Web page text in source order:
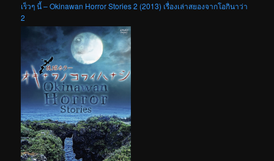
เร็วๆ นี้ – Okinawan Horror Stories 2 (2013) เรื่องเล่าสยองจากโอกินาว่า
2